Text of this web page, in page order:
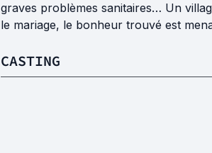
graves problèmes sanitaires… Un
le mariage, le bonheur trouvé est
CASTING